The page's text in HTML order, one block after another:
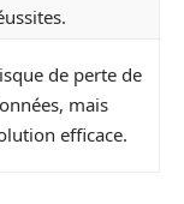
de perte de
mais
efficace.